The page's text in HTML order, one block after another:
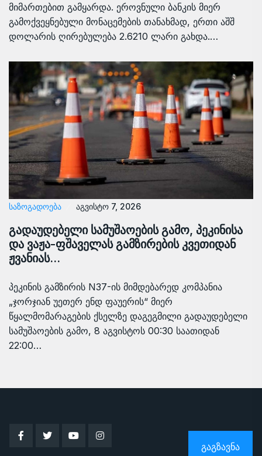
მიმართებით გამყარდა. ეროვნული ბანკის მიერ
გამოქვეყნებული მონაცემების თანახმად, ერთი აშშ
დოლარის ღირებულება 2.6210 ლარი გახდა.…
ᲡᲐᲖᲝᲒᲐᲓᲝᲔᲑᲐ აგვისტო 7, 2026
გადაუდებელი სამუშაოების გამო, პეკინისა
და ვაჟა-ფშაველას გამზირების კვეთიდან
ჟვანიას…
პეკინის გამზირის N37-ის მიმდებარედ კომპანია
„ჯორჯიან უეთერ ენდ ფაუერის“ მიერ
წყალმომარაგების ქსელზე დაგეგმილი გადაუდებელი
სამუშაოების გამო, 8 აგვისტოს 00:30 საათიდან
22:00…
ᲒᲐᲒᲖᲐᲕᲜᲐ